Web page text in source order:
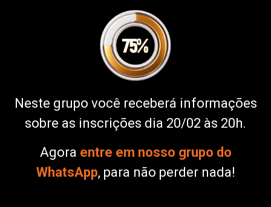
Neste grupo você receberá informações
sobre as inscrições dia 20/02 às 20h.
Agora entre em nosso grupo do
WhatsApp, para não perder nada!